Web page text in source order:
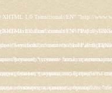
/> <link rel="stylesheet" href="/templates/rt_juxta/css/demo-styles.css" type="text/css" /> <link rel="stylesheet" href="/templates/rt_juxta/css/template.css" type="text/css" /> <link rel="stylesheet" href="/templates/rt_juxta/css/template-firefox.css" type="text/css" /> <link rel="stylesheet" href="/templates/rt_juxta/css/typography.css" type="text/css" /> <link rel="stylesheet" href="/templates/rt_juxta/css/backgrounds.css" type="text/css" /> <link rel="stylesheet" href="/templates/rt_juxta/css/fusionmenu.css" type="text/css" /> <link rel="stylesheet" href="/modules/mod_roknewspager/themes/light/roknewspager.css" type="text/css" /> <style type="text/css"> #rt-main-surround ul.menu li.active > a, #rt-main-surround ul.menu li.active > .separator, #rt-main-surround ul.menu li.active > .item, #rt-main-surround .square4 ul.menu li:hover > a, #rt-main-surround .square4 ul.menu li:hover > .item, #rt-main-surround .square4 ul.menu li:hover > .separator, .roktabs-links ul li.active span, .menutop li:hover > .item, .menutop li.f-menuparent-itemfocus .item, .menutop li.active > .item {color:#660000;} a, .button, #rt-main-surround ul.menu a:hover, #rt-main-surround ul.menu .separator:hover, #rt-main-surround ul.menu .item:hover, .title1 .module-title .title, #rt-main .item_add:link, #rt-main .item_add:visited, #rt-main .simpleCart_empty:link, #rt-main .simpleCart_empty:visited, #rt-main .simpleCart_checkout:link, #rt-main .simpleCart_checkout:visited {color:#660000;} body #rt-logo {width:400px;height:200px;} </style> <script src="/media/system/js/mootools-core.js" type="text/javascript"></script> <script src="/media/system/js/core.js" type="text/javascript"></script> <script src="/media/
/> <link rel="stylesheet" href="/templates/rt_juxta/css/demo-styles.css" type="text/css" /> <link rel="stylesheet" href="/templates/rt_juxta/css/template.css" type="text/css" /> <link rel="stylesheet" href="/templates/rt_juxta/css/template-firefox.css" type="text/css" /> <link rel="stylesheet" href="/templates/rt_juxta/css/typography.css" type="text/css" /> <link rel="stylesheet" href="/templates/rt_juxta/css/backgrounds.css" type="text/css" /> <link rel="stylesheet" href="/templates/rt_juxta/css/fusionmenu.css" type="text/css" /> <link rel="stylesheet" href="/modules/mod_roknewspager/themes/light/roknewspager.css" type="text/css" /> <style type="text/css"> #rt-main-surround ul.menu li.active > a, #rt-main-surround ul.menu li.active > .separator, #rt-main-surround ul.menu li.active > .item, #rt-main-surround .square4 ul.menu li:hover > a, #rt-main-surround .square4 ul.menu li:hover > .item, #rt-main-surround .square4 ul.menu li:hover > .separator, .roktabs-links ul li.active span, .menutop li:hover > .item, .menutop li.f-menuparent-itemfocus .item, .menutop li.active > .item {color:#660000;} a, .button, #rt-main-surround ul.menu a:hover, #rt-main-surround ul.menu .separator:hover, #rt-main-surround ul.menu .item:hover, .title1 .module-title .title, #rt-main .item_add:link, #rt-main .item_add:visited, #rt-main .simpleCart_empty:link, #rt-main .simpleCart_empty:visited, #rt-main .simpleCart_checkout:link, #rt-main .simpleCart_checkout:visited {color:#660000;} body #rt-logo {width:400px;height:200px;} </style> <script src="/media/system/js/mootools-core.js" type="text/javascript"></script> <script src="/media/system/js/core.js" type="text/javascript"></script> <script src="/media/